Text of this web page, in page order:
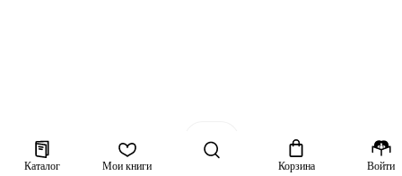
Каталог Мои книги Корзина Войти